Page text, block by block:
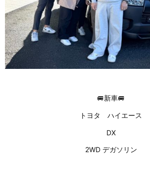
🚐新車🚐
トヨタ ハイエース
DX
2WD デガソリン